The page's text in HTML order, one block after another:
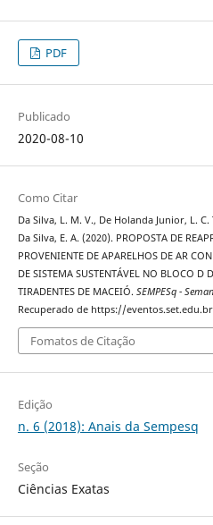
PDF
Publicado
2020-08-10
Como Citar
Da Silva, L. M. V., De Holanda Junior, L. C.
Da Silva, E. A. (2020). PROPOSTA DE
PROVENIENTE DE APARELHOS DE AR
DE SISTEMA SUSTENTÁVEL NO BLOCO D
TIRADENTES DE MACEIÓ. SEMPESq -
Recuperado de https://
Fomatos de Citação
Edição
n. 6 (2018): Anais da Sempesq
Seção
Ciências Exatas